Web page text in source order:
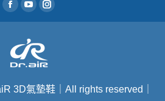
Facebook
YouTubeInstagram
3D氣墊鞋｜All rights reserved｜